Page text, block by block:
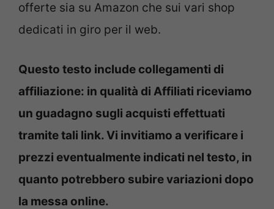
offerte sia su Amazon che sui vari shop
dedicati in giro per il web.
Questo testo include collegamenti di
affiliazione: in qualità di Affiliati riceviamo
un guadagno sugli acquisti effettuati
tramite tali link. Vi invitiamo a verificare i
prezzi eventualmente indicati nel testo, in
quanto potrebbero subire variazioni dopo
la messa online.